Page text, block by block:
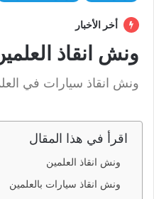
أخر الأخبار
ونش انقاذ
ونش انقاذ سيارات في
اقرأ في هذا المقال
ونش انقاذ العلمين
ونش انقاذ سيارات بالعلمين